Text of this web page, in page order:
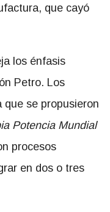
que cayó
los énfasis
Petro. Los
se propusieron
Potencia Mundial
procesos
en dos o tres